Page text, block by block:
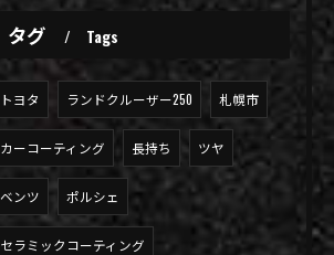
タグ Tags
トヨタ ランドクルーザー250 札幌市
カーコーティング 長持ち ツヤ
ベンツ ポルシェ
セラミックコーティング